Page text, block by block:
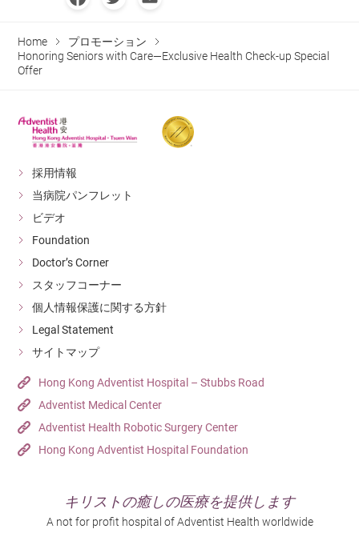
Home
プロモーション
Honoring Seniors with Care—Exclusive Health Check-up Special
Offer
採用情報
当病院パンフレット
ビデオ
Foundation
Doctor’s Corner
スタッフコーナー
個人情報保護に関する方針
Legal Statement
サイトマップ
Hong Kong Adventist Hospital – Stubbs Road
Adventist Medical Center
Adventist Health Robotic Surgery Center
Hong Kong Adventist Hospital Foundation
キリストの癒しの医療を提供します
A not for profit hospital of Adventist Health worldwide